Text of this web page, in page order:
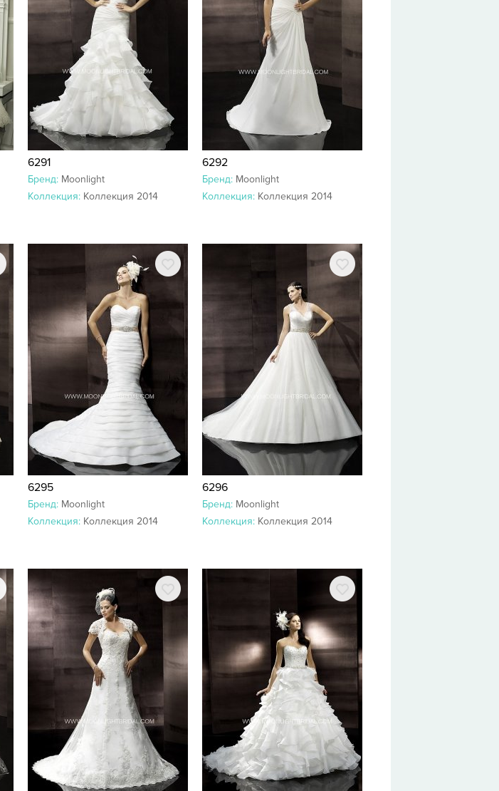
6291
Бренд: Moonlight
Коллекция: Коллекция 2014
6292
Бренд: Moonlight
Коллекция: Коллекция 2014
6295
Бренд: Moonlight
Коллекция: Коллекция 2014
6296
Бренд: Moonlight
Коллекция: Коллекция 2014